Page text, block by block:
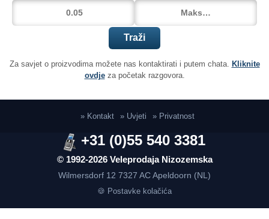
Traži
Za savjet o proizvodima možete nas kontaktirati i putem chata.
Kliknite
ovdjeza početak razgovora.
» Kontakt » Uvjeti » Privatnost
© 1992-2026 Veleprodaja Nizozemska
Wilmersdorf 12 7327 AC Apeldoorn (NL)
+31 (0)55 540 3381
🍪 Postavke kolačića